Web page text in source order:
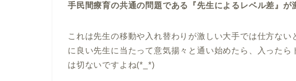
手民間療育の共通の問題である『先生によるレベル差』が
これは先生の移動や入れ替わりが激しい大手では仕方ない
に良い先生に当たって意気揚々と通い始めたら、入った
は切ないですよね(*_*)